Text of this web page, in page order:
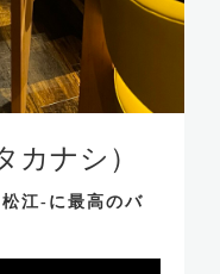
カナシ）
江-に最高のバ